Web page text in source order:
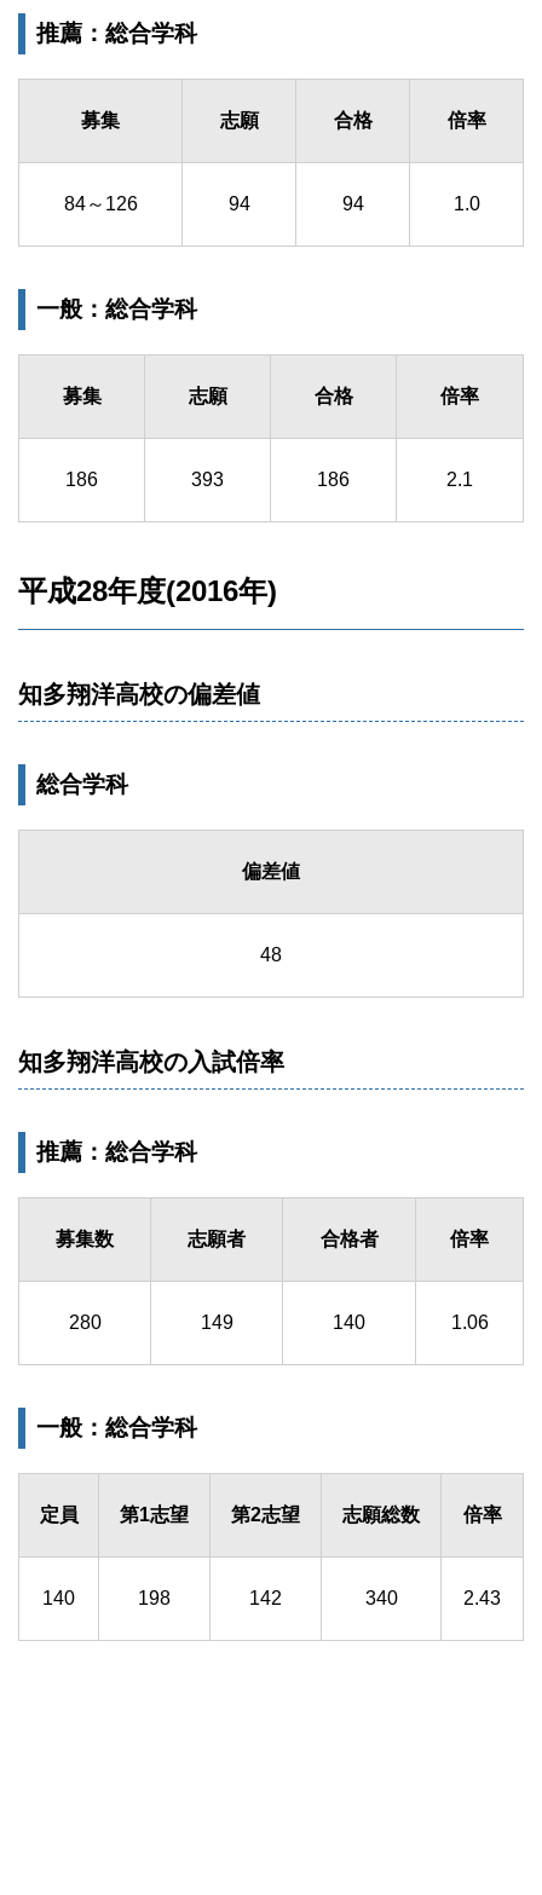
推薦：総合学科
募集 志願 合格 倍率
84～126 94 94 1.0
一般：総合学科
募集 志願 合格 倍率
186 393 186 2.1
平成28年度(2016年)
知多翔洋高校の偏差値
総合学科
偏差値
48
知多翔洋高校の入試倍率
推薦：総合学科
募集数 志願者 合格者 倍率
280 149 140 1.06
一般：総合学科
定員 第1志望 第2志望 志願総数 倍率
140 198 142 340 2.43